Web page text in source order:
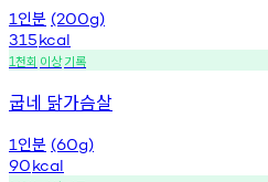
1 인분 (200g)
315kcal
1천회 이상기록
굽네 닭가슴살
1 인분 (60g)
90kcal